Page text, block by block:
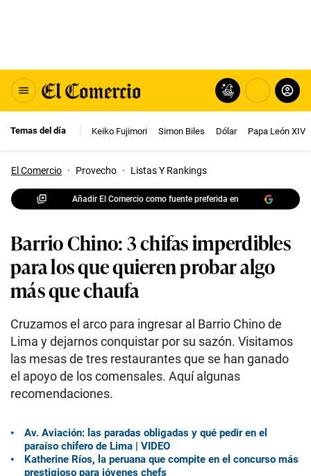
Temas del día Keiko Fujimori Simon Biles Dólar Papa León XIV
El Comercio · Provecho · Listas Y Rankings
Añadir El Comercio como fuente preferida en
Barrio Chino: 3 chifas imperdibles
para los que quieren probar algo
más que chaufa
Cruzamos el arco para ingresar al Barrio Chino de
Lima y dejarnos conquistar por su sazón. Visitamos
las mesas de tres restaurantes que se han ganado
el apoyo de los comensales. Aquí algunas
recomendaciones.
Av. Aviación: las paradas obligadas y qué pedir en el
paraíso chifero de Lima | VIDEO
Katherine Ríos, la peruana que compite en el concurso más
prestigioso para jóvenes chefs